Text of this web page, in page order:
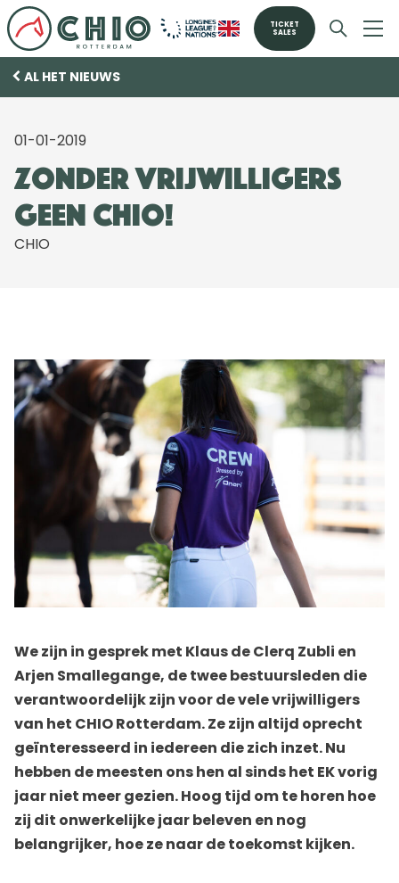
TICKET
SALES
AL HET NIEUWS
01-01-2019
Zonder vrijwilligers
geen CHIO!
CHIO
We zijn in gesprek met Klaus de Clerq Zubli en
Arjen Smallegange, de twee bestuursleden die
verantwoordelijk zijn voor de vele vrijwilligers
van het CHIO Rotterdam. Ze zijn altijd oprecht
geïnteresseerd in iedereen die zich inzet. Nu
hebben de meesten ons hen al sinds het EK vorig
jaar niet meer gezien. Hoog tijd om te horen hoe
zij dit onwerkelijke jaar beleven en nog
belangrijker, hoe ze naar de toekomst kijken.